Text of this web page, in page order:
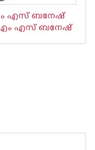
എം എസ് ബനേഷ്
എം എസ് ബനേഷ്